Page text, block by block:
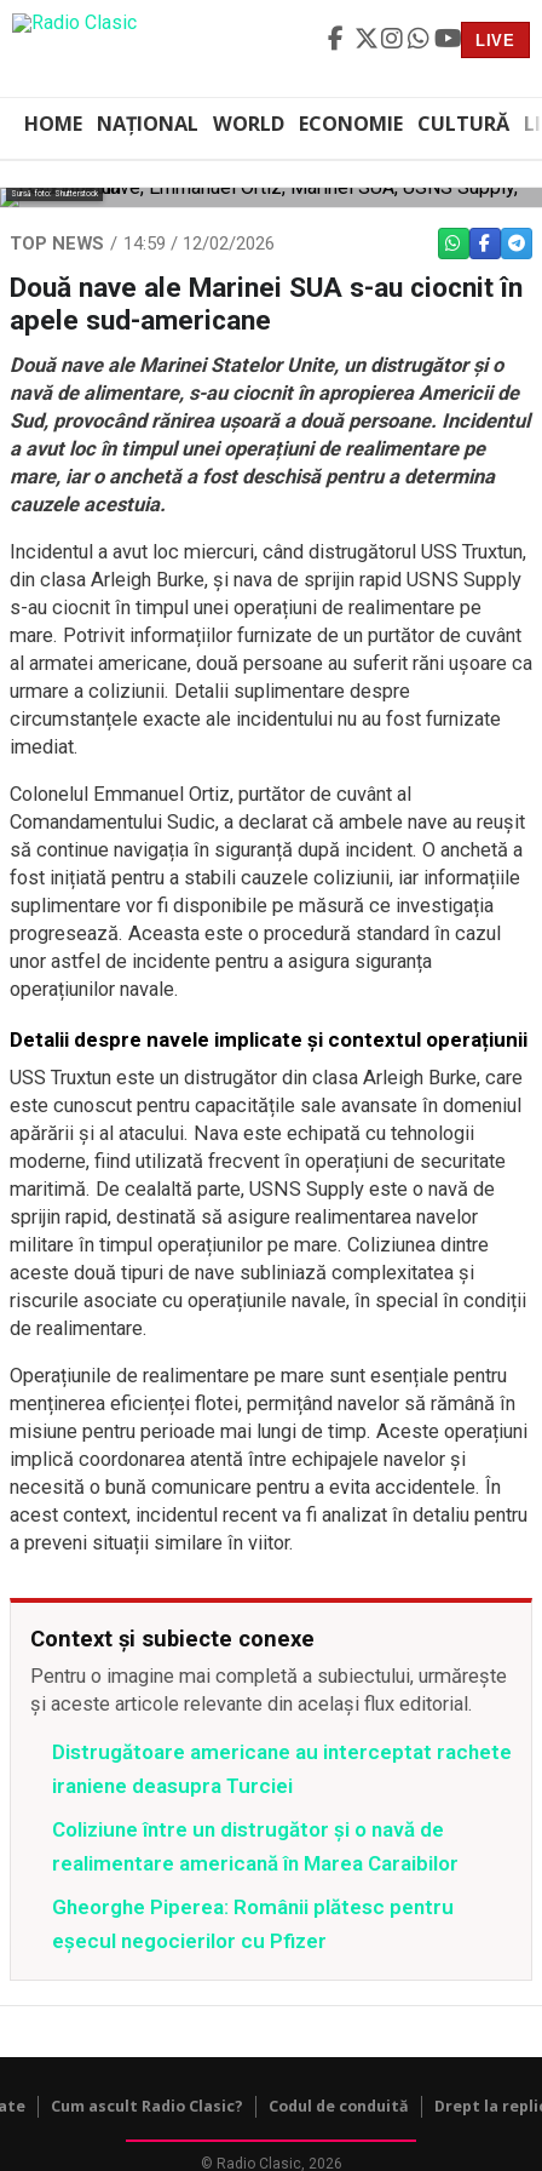
LIVE
HOME NAȚIONAL WORLD ECONOMIE CULTURĂ
Sursă foto: Shutterstock
TOP NEWS 14:59 / 12/02/2026 WHATSAPP
Două nave ale Marinei SUA s-au ciocnit în
apele sud-americane
Două nave ale Marinei Statelor Unite, un distrugător și o
navă de alimentare, s-au ciocnit în apropierea Americii de
Sud, provocând rănirea ușoară a două persoane. Incidentul
a avut loc în timpul unei operațiuni de realimentare pe
mare, iar o anchetă a fost deschisă pentru a determina
cauzele acestuia.
Incidentul a avut loc miercuri, când distrugătorul USS Truxtun,
din clasa Arleigh Burke, și nava de sprijin rapid USNS Supply
s-au ciocnit în timpul unei operațiuni de realimentare pe
mare. Potrivit informațiilor furnizate de un purtător de cuvânt
al armatei americane, două persoane au suferit răni ușoare ca
urmare a coliziunii. Detalii suplimentare despre
circumstanțele exacte ale incidentului nu au fost furnizate
imediat.
Colonelul Emmanuel Ortiz, purtător de cuvânt al
Comandamentului Sudic, a declarat că ambele nave au reușit
să continue navigația în siguranță după incident. O anchetă a
fost inițiată pentru a stabili cauzele coliziunii, iar informațiile
suplimentare vor fi disponibile pe măsură ce investigația
progresează. Aceasta este o procedură standard în cazul
unor astfel de incidente pentru a asigura siguranța
operațiunilor navale.
Detalii despre navele implicate și contextul operațiunii
USS Truxtun este un distrugător din clasa Arleigh Burke, care
este cunoscut pentru capacitățile sale avansate în domeniul
apărării și al atacului. Nava este echipată cu tehnologii
moderne, fiind utilizată frecvent în operațiuni de securitate
maritimă. De cealaltă parte, USNS Supply este o navă de
sprijin rapid, destinată să asigure realimentarea navelor
militare în timpul operațiunilor pe mare. Coliziunea dintre
aceste două tipuri de nave subliniază complexitatea și
riscurile asociate cu operațiunile navale, în special în condiții
de realimentare.
Operațiunile de realimentare pe mare sunt esențiale pentru
menținerea eficienței flotei, permițând navelor să rămână în
misiune pentru perioade mai lungi de timp. Aceste operațiuni
implică coordonarea atentă între echipajele navelor și
necesită o bună comunicare pentru a evita accidentele. În
acest context, incidentul recent va fi analizat în detaliu pentru
a preveni situații similare în viitor.
Context și subiecte conexe
Pentru o imagine mai completă a subiectului, urmărește
și aceste articole relevante din același flux editorial.
Distrugătoare americane au interceptat rachete
iraniene deasupra Turciei
Coliziune între un distrugător și o navă de
realimentare americană în Marea Caraibilor
Gheorghe Piperea: Românii plătesc pentru
eșecul negocierilor cu Pfizer
Cum ascult Radio Clasic? Codul de conduită Drept la
© Radio Clasic, 2026